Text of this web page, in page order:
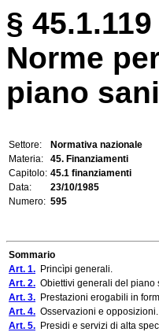
§
Norme
piano
Settore:
Normativa nazionale
Materia:
45. Finanziamenti
Capitolo: 45.1 finanziamenti
Data:
23/10/1985
Numero: 595
Sommario
Art. 1. Princìpi generali.
Art. 2. Obiettivi generali del piano
Art. 3. Prestazioni erogabili in
Art. 4. Osservazioni e opposizioni.
Art. 5. Presidi e servizi di alta